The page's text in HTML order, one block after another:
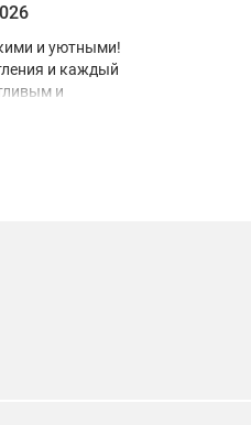
и уютными!
и каждый
и